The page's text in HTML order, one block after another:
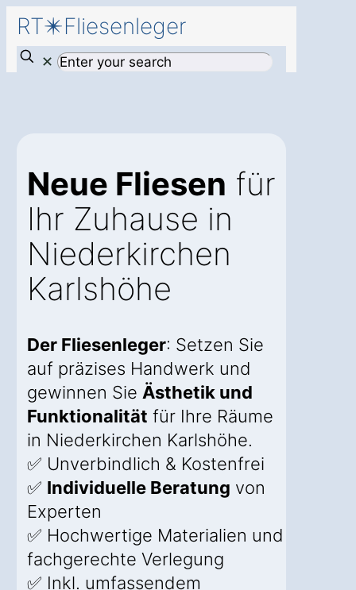
RT✴️Fliesenleger
✕
Neue Fliesen für
Ihr Zuhause in
Niederkirchen
Karlshöhe
Der Fliesenleger: Setzen Sie
auf präzises Handwerk und
gewinnen Sie Ästhetik und
Funktionalität für Ihre Räume
in Niederkirchen Karlshöhe.
✅ Unverbindlich & Kostenfrei
✅ Individuelle Beratung von
Experten
✅ Hochwertige Materialien und
fachgerechte Verlegung
✅ Inkl. umfassendem